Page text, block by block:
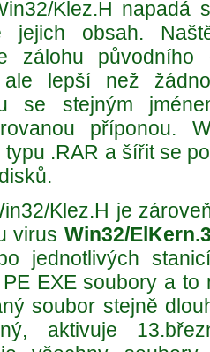
Klez.H napadá
jejich obsah.
zálohu
ale lepší než
se stejným
příponou.
typu .RAR a šířit se
Klez.H je
virus Win32/
jednotlivých
EXE soubory a
soubor stejně
aktivuje